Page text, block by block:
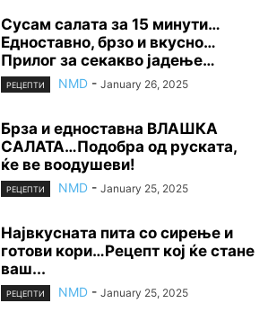
Сусам салата за 15 минути…
Едноставно, брзо и вкусно…
Прилог за секакво јадење…
РЕЦЕПТИ NMD - January 26, 2025
Брза и едноставна ВЛАШКА
САЛАТА…Подобра од руската,
ќе ве воодушеви!
РЕЦЕПТИ NMD - January 25, 2025
Највкусната пита со сирење и
готови кори…Рецепт кој ќе стане
ваш...
РЕЦЕПТИ NMD - January 25, 2025